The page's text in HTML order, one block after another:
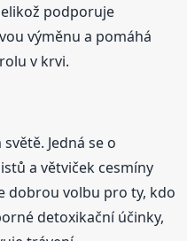
podporuje
výměnu a pomáhá
v krvi.
Jedná se o
a větviček cesmíny
dobrou volbu pro ty, kdo
detoxikační účinky,